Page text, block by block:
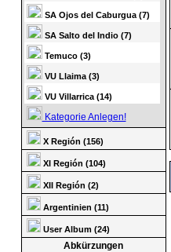
SA Ojos del Caburgua (7)
SA Salto del Indio (7)
Temuco (3)
VU Llaima (3)
VU Villarrica (14)
Kategorie Anlegen!
X Región (156)
XI Región (104)
XII Región (2)
Argentinien (11)
User Album (24)
Abkürzungen